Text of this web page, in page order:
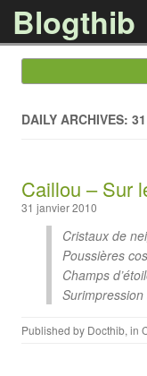
Blogthib
DAILY ARCHIVES:
Caillou – Sur
31 janvier 2010
Cristaux de
Poussières
Champs
Published by Docthib, in